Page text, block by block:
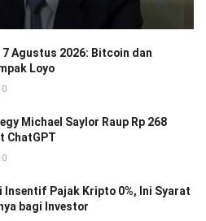
Agustus 2026: Bitcoin dan
Loyo
0
Michael Saylor Raup Rp 268
ChatGPT
0
Insentif Pajak Kripto 0%, Ini Syarat
bagi Investor